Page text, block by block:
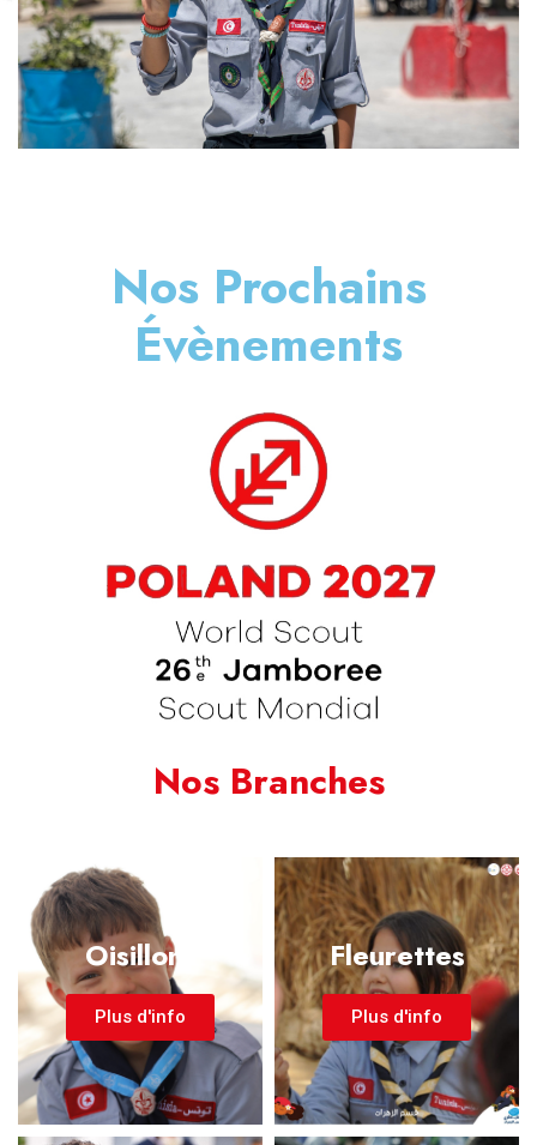
Nos Prochains
Évènements
Nos Branches
Oisillons
Plus d'info
Fleurettes
Plus d'info